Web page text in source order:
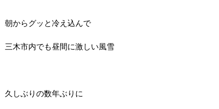
朝からグッと冷え込んで
三木市内でも昼間に激しい風雪
久しぶりの数年ぶりに